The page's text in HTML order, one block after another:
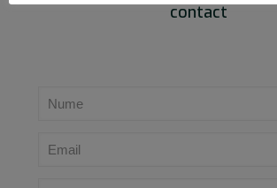
contact